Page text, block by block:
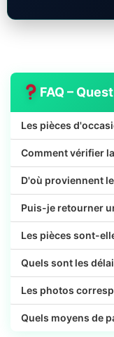
FAQ –
Les pièces
Comment vérifier
D'où proviennent
Puis-je retourner
Les pièces sont-
Quels sont les
Les photos
Quels moyens de